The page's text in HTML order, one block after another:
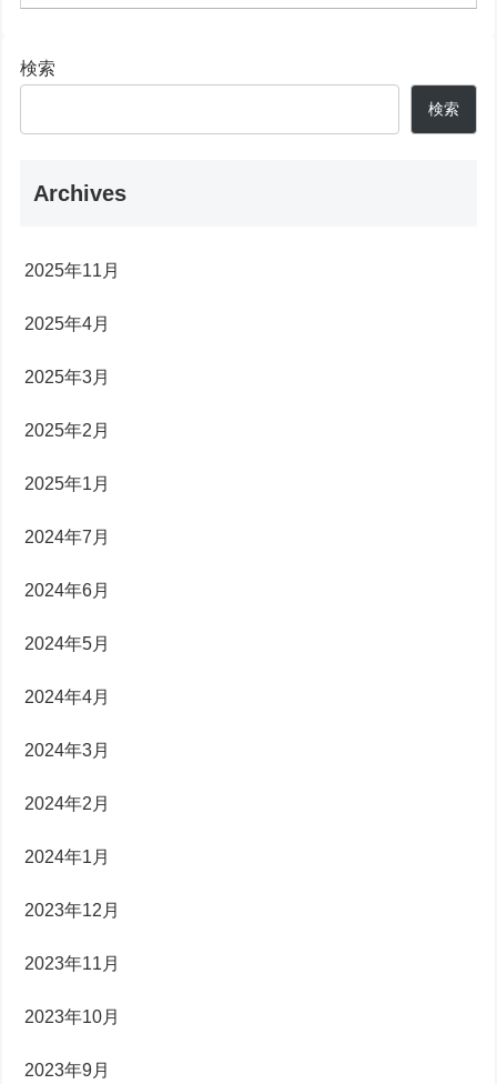
検索
検索
Archives
2025年11月
2025年4月
2025年3月
2025年2月
2025年1月
2024年7月
2024年6月
2024年5月
2024年4月
2024年3月
2024年2月
2024年1月
2023年12月
2023年11月
2023年10月
2023年9月